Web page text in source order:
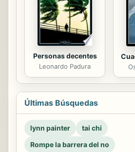
Personas decentes
Leonardo Padura
Últimas Búsquedas
lynn painter
tai chi
Rompe la barrera del no